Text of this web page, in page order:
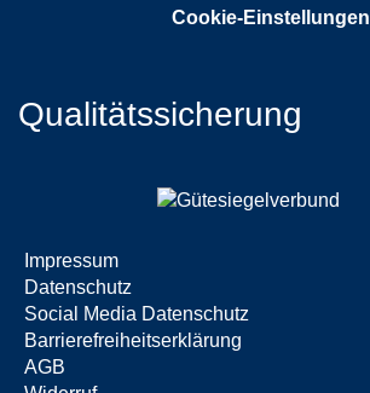
Cookie-Einstellungen
Qualitätssicherung
Impressum
Datenschutz
Social Media Datenschutz
Barrierefreiheitserklärung
AGB